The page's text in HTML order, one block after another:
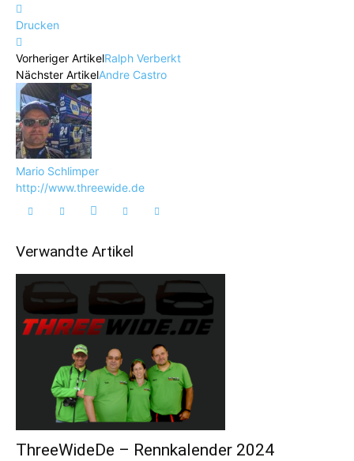
Drucken
Vorheriger ArtikelRalph Verberkt
Nächster ArtikelAndre Castro
Mario Schlimper
http://www.threewide.de
Verwandte Artikel
ThreeWideDe – Rennkalender 2024